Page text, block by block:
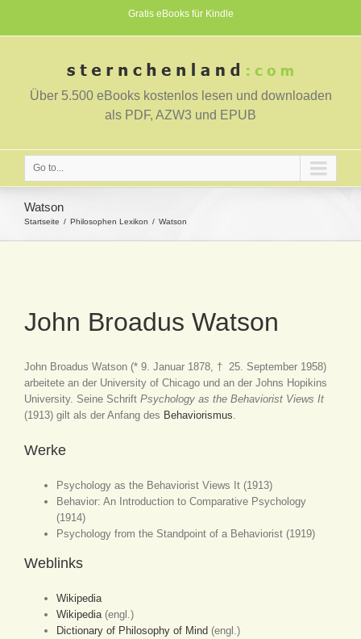
Gratis eBooks für Kindle
Über 5.500 eBooks kostenlos lesen und downloaden
als PDF, AZW3 und EPUB
Go to...
Watson
Startseite Philosophen Lexikon Watson
John Broadus Watson
John Broadus Watson (* 9. Januar 1878, † 25. September 1958)
arbeitete an der University of Chicago und an der Johns Hopikins
University. Seine Schrift Psychology as the Behaviorist Views It
(1913) gilt als der Anfang des Behaviorismus
Werke
Psychology as the Behaviorist Views It (1913)
Behavior: An Introduction to Comparative Psychology
(1914)
Psychology from the Standpoint of a Behaviorist (1919)
Weblinks
Wikipedia
Wikipedia (engl.)
Dictionary of Philosophy of Mind (engl.)